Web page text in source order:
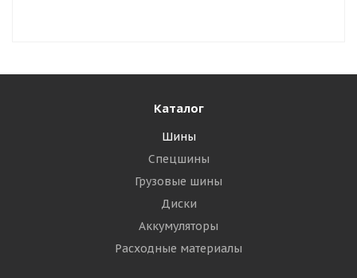
Каталог
Шины
Спецшины
Грузовые шины
Диски
Аккумуляторы
Расходные материалы